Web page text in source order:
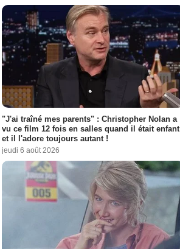
"J'ai traîné mes parents" : Christopher Nolan a
vu ce film 12 fois en salles quand il était enfant
et il l'adore toujours autant !
jeudi 6 août 2026